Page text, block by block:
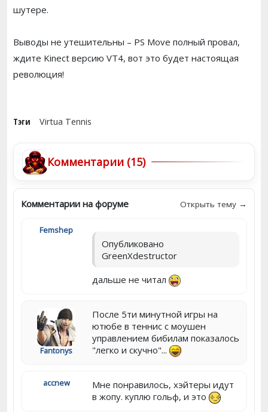
шутере.
Выводы не утешительны – PS Move полный провал,
ждите Kinect версию VT4, вот это будет настоящая
революция!
Тэги Virtua Tennis
Комментарии (15)
Комментарии на форуме Открыть тему →
Femshep
Опубликовано
GreenXdestructor
дальше не читал
Fantonys
После 5ти минутной игры на
ютюбе в теннис с моушен
управлением бибилам показалось
"легко и скучно"...
accnew
Мне понравилось, хэйтеры идут
в жопу. куплю гольф, и это